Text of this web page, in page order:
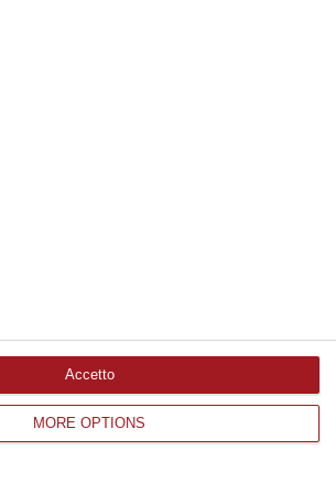
MORE OPTIONS
Accetto
è una testata giornalistica di News&Com S.r.l